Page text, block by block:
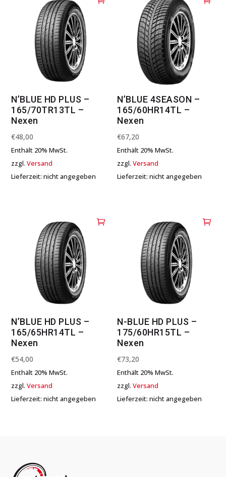
N’BLUE HD PLUS –
165/70TR13TL –
Nexen
€48,00
Enthält 20% MwSt.
zzgl.Versand
Lieferzeit: nicht angegeben
N’BLUE 4SEASON –
165/60HR14TL –
Nexen
€67,20
Enthält 20% MwSt.
zzgl.Versand
Lieferzeit: nicht angegeben
N’BLUE HD PLUS –
165/65HR14TL –
Nexen
€54,00
Enthält 20% MwSt.
zzgl.Versand
Lieferzeit: nicht angegeben
N-BLUE HD PLUS –
175/60HR15TL –
Nexen
€73,20
Enthält 20% MwSt.
zzgl.Versand
Lieferzeit: nicht angegeben